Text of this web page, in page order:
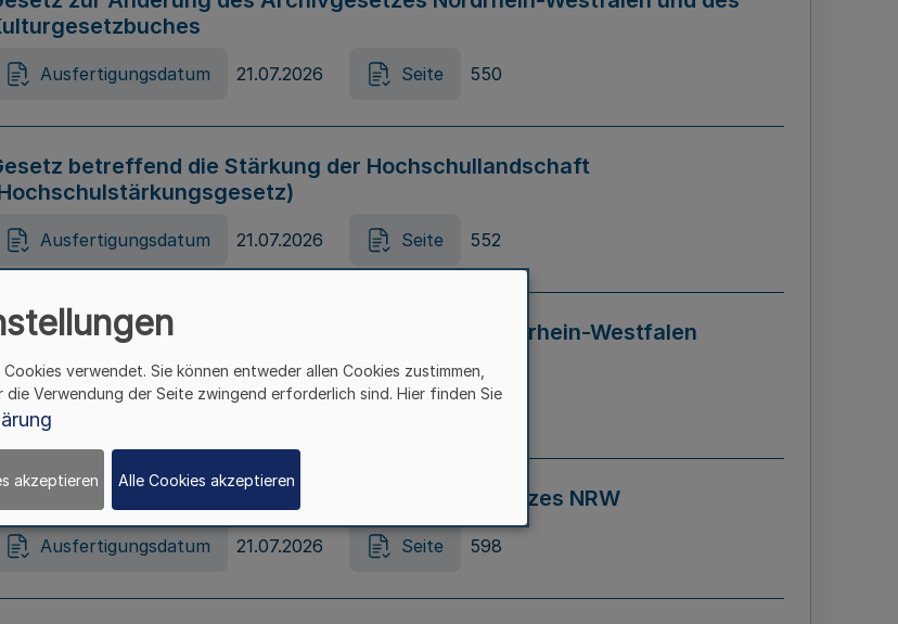
Ausfertigungsdatum 21.07.2026 Seite 550
betreffend die Stärkung der Hochschullandschaft
Ausfertigungsdatum 21.07.2026 Seite 552
zur Vermeidung von Diskriminierung in Nordrhein-Westfalen
(Landesantidiskriminierungsgesetz – LADG NRW)
Ausfertigungsdatum 21.07.2026 Seite 595
Gesetz zur Änderung des Online-Casinospiel Gesetzes NRW
Ausfertigungsdatum 21.07.2026 Seite 598
verwendet. Sie können entweder allen Cookies zustimmen,
Verwendung der Seite zwingend erforderlich sind. Hier finden Sie
akzeptieren Alle Cookies akzeptieren